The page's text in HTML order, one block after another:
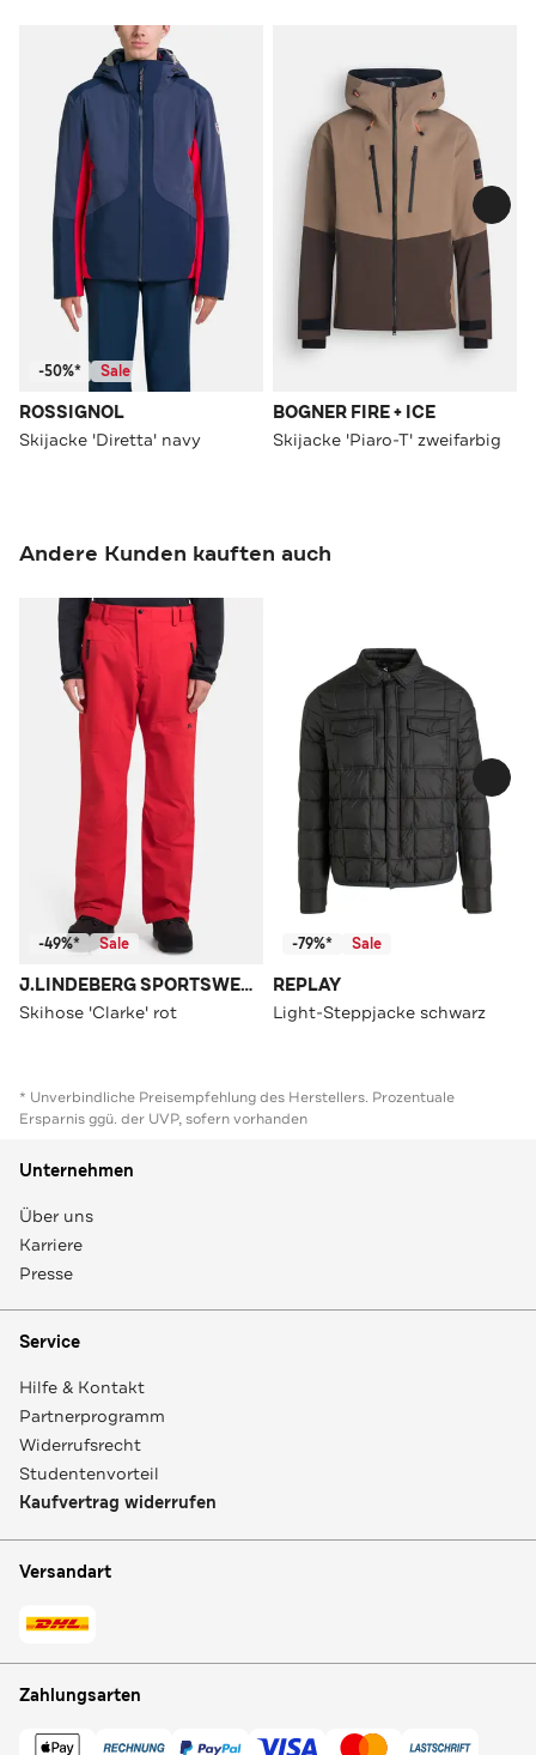
-50%* Sale
ROSSIGNOL
Skijacke 'Diretta' navy
BOGNER FIRE + ICE
Skijacke 'Piaro-T' zweifarbig
Andere Kunden kauften auch
-49%* Sale
J.LINDEBERG SPORTSWEAR
Skihose 'Clarke' rot
-79%* Sale
REPLAY
Light-Steppjacke schwarz
* Unverbindliche Preisempfehlung des Herstellers. Prozentuale
Ersparnis ggü. der UVP, sofern vorhanden
Unternehmen
Über uns
Karriere
Presse
Service
Hilfe & Kontakt
Partnerprogramm
Widerrufsrecht
Studentenvorteil
Kaufvertrag widerrufen
Versandart
Zahlungsarten